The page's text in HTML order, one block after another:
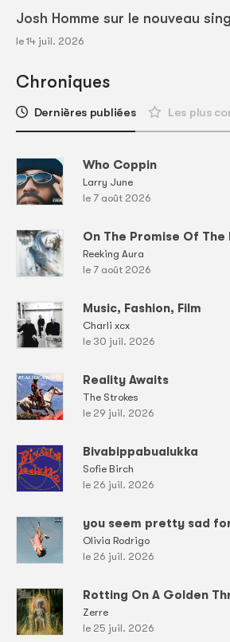
Josh Homme sur le nouveau
le 14 juil. 2026
Chroniques
Dernières publiées Les plus
Who Coppin
Larry June
le 7 août 2026
On The Promise Of The
Reeking Aura
le 7 août 2026
Music, Fashion, Film
Charli xcx
le 30 juil. 2026
Reality Awaits
The Strokes
le 29 juil. 2026
Bivabippabualukka
Sofie Birch
le 26 juil. 2026
you seem pretty sad
Olivia Rodrigo
le 26 juil. 2026
Rotting On A Golden
Zerre
le 25 juil. 2026